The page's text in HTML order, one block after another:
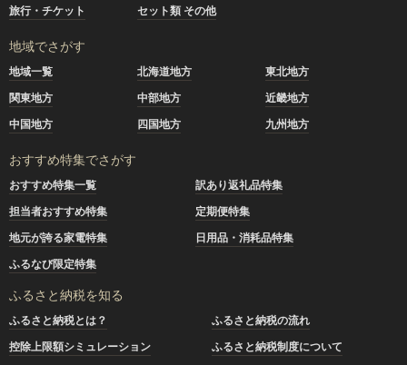
旅行・チケット
セット類 その他
地域でさがす
地域一覧 北海道地方
東北地方
関東地方
中部地方
近畿地方
中国地方
四国地方 九州地方
おすすめ特集でさがす
おすすめ特集一覧
訳あり返礼品特集
担当者おすすめ特集
定期便特集
地元が誇る家電特集
日用品・消耗品特集
ふるなび限定特集
ふるさと納税を知る
ふるさと納税とは？
ふるさと納税の流れ
控除上限額シミュレーション
ふるさと納税制度について